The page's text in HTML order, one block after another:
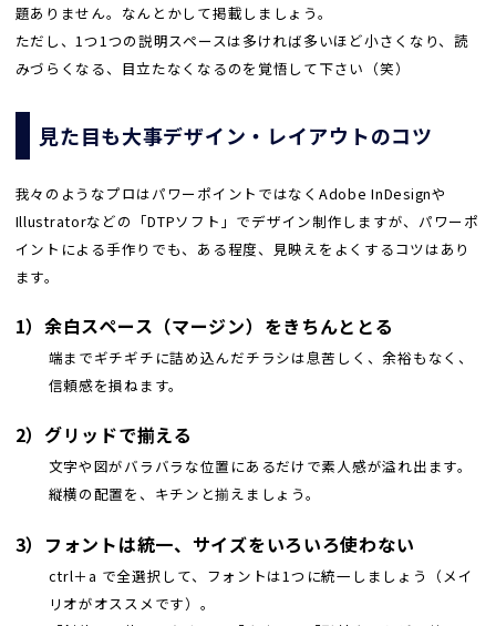
題ありません。なんとかして掲載しましょう。
ただし、1つ1つの説明スペースは多ければ多いほど小さくなり、読
みづらくなる、目立たなくなるのを覚悟して下さい（笑）
見た目も大事デザイン・レイアウトのコツ
我々のようなプロはパワーポイントではなくAdobe InDesignや
Illustratorなどの「DTPソフト」でデザイン制作しますが、パワーポ
イントによる手作りでも、ある程度、見映えをよくするコツはあり
ます。
1）余白スペース（マージン）をきちんととる
端までギチギチに詰め込んだチラシは息苦しく、余裕もなく、
信頼感を損ねます。
2）グリッドで揃える
文字や図がバラバラな位置にあるだけで素人感が溢れ出ます。
縦横の配置を、キチンと揃えましょう。
3）フォントは統一、サイズをいろいろ使わない
ctrl＋a で全選択して、フォントは1つに統一しましょう（メイ
リオがオススメです）。